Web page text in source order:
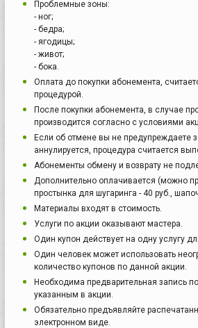
Проблемные зоны:
- ног;
- бедра;
- ягодицы;
- живот;
- бока.
Оплата до покупки абонемента,
процедурой.
После покупки абонемента, в случае
производится согласно с условиями
Если об отмене вы не предупреждаете
аннулируется, процедура считается
Абонементы обмену и возврату не
Дополнительно оплачивается (можно
простынка для шугаринга - 40 руб.,
Материалы входят в стоимость.
Услуги по акции оказывают мастера.
Один купон действует на одну услугу
Один человек может использовать
количество купонов по данной акции.
Необходима предварительная запись
указанным в акции.
Обязательно предъявляйте
электронном виде.